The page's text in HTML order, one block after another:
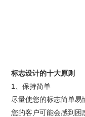
标志设计的十大原则
1、保持简单
尽量使您的标志简单易
您的客户可能会感到困